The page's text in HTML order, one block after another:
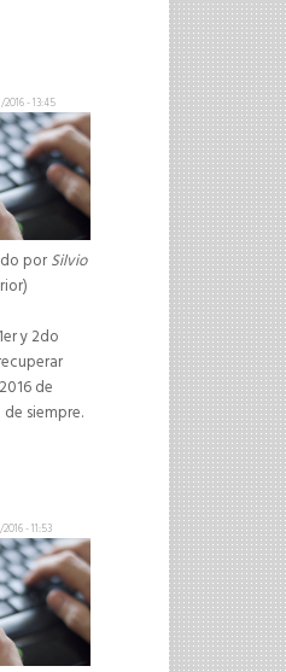
IMPORTANTE SOBRE EL EXAMEN FINAL
- 13:45
porSilvio
y 2do
de
de siempre.
- 11:53